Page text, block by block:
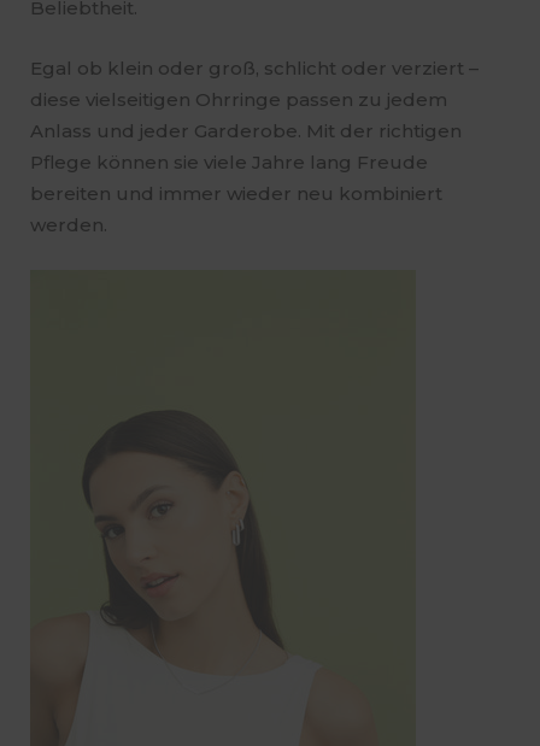
Beliebtheit.
Egal ob klein oder groß, schlicht oder verziert –
diese vielseitigen Ohrringe passen zu jedem
Anlass und jeder Garderobe. Mit der richtigen
Pflege können sie viele Jahre lang Freude
bereiten und immer wieder neu kombiniert
werden.